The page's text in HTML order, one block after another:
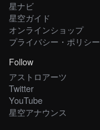
星ナビ
星空ガイド
オンラインショップ
プライバシー・ポリシー
Follow
アストロアーツ
Twitter
YouTube
星空アナウンス